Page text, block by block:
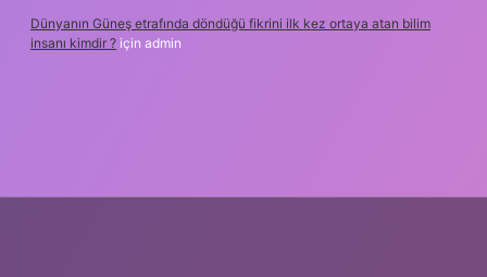
Dünyanın Güneş etrafında döndüğü fikrini ilk kez ortaya atan bilim
insanı kimdir ? için admin